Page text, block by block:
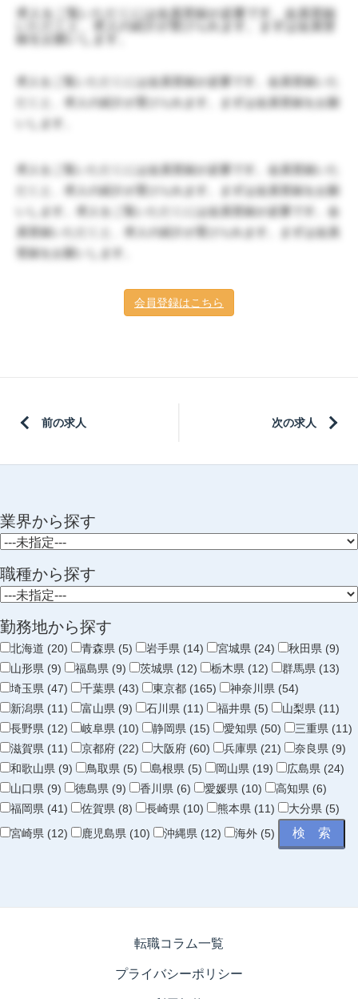
求人をご覧いただくには会員登録が必要です。会員登録
録をお願いします。
求人をご覧いただくには会員登録が必要です。会員登録いた
だくと、求人の紹介が受けられます。まずは会員登録をお願
いします。
求人をご覧いただくには会員登録が必要です。会員登録いた
だくと、求人の紹介が受けられます。まずは会員登録をお願
いします。求人をご覧いただくには会員登録が必要です。会
員登録いただくと、求人の紹介が受けられます。まずは会員
登録をお願いします。
会員登録はこちら
前の求人 次の求人
業界から探す
職種から探す
勤務地から探す
北海道 (20) 青森県 (5) 岩手県 (14) 宮城県 (24)
秋田県 (9)
山形県 (9)
福島県 (9) 茨城県 (12) 栃木県 (12)
群馬県 (13)
埼玉県 (47)
千葉県 (43) 東京都 (165)
神奈川県 (54)
新潟県 (11)
富山県 (9) 石川県 (11) 福井県 (5)
山梨県 (11)
長野県 (12)
岐阜県 (10) 静岡県 (15) 愛知県 (50)
三重県 (11)
滋賀県 (11)
京都府 (22) 大阪府 (60) 兵庫県 (21)
奈良県 (9)
和歌山県 (9)
鳥取県 (5) 島根県 (5) 岡山県 (19)
広島県 (24)
山口県 (9)
徳島県 (9) 香川県 (6) 愛媛県 (10)
高知県 (6)
福岡県 (41)
佐賀県 (8) 長崎県 (10) 熊本県 (11)
大分県 (5)
宮崎県 (12)
鹿児島県 (10) 沖縄県 (12) 海外 (5)
転職コラム一覧
プライバシーポリシー